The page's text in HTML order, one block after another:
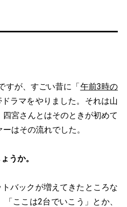
すが、すごい昔に「午前3時の
ラマをやりました。それは山
宮さんとはそのときが初めて
はその流れでした。
うか。
バックが増えてきたところな
ここは2台でいこう」とか、